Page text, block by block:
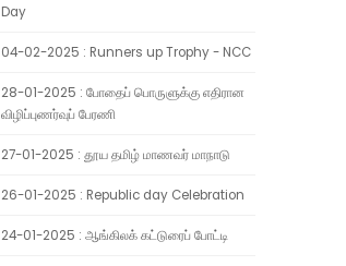
Day
04-02-2025 : Runners up Trophy - NCC
28-01-2025 : போதைப் பொருளுக்கு எதிரான
விழிப்புணர்வுப் பேரணி
27-01-2025 : தூய தமிழ் மாணவர் மாநாடு
26-01-2025 : Republic day Celebration
24-01-2025 : ஆங்கிலக் கட்டுரைப் போட்டி